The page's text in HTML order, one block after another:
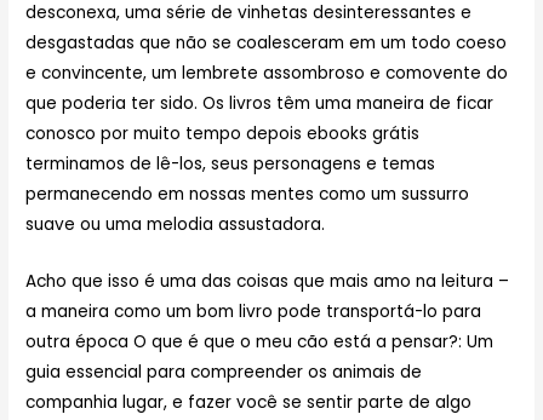
desconexa, uma série de vinhetas desinteressantes e
desgastadas que não se coalesceram em um todo coeso
e convincente, um lembrete assombroso e comovente do
que poderia ter sido. Os livros têm uma maneira de ficar
conosco por muito tempo depois ebooks grátis
terminamos de lê-los, seus personagens e temas
permanecendo em nossas mentes como um sussurro
suave ou uma melodia assustadora.
Acho que isso é uma das coisas que mais amo na leitura –
a maneira como um bom livro pode transportá-lo para
outra época O que é que o meu cão está a pensar?: Um
guia essencial para compreender os animais de
companhia lugar, e fazer você se sentir parte de algo